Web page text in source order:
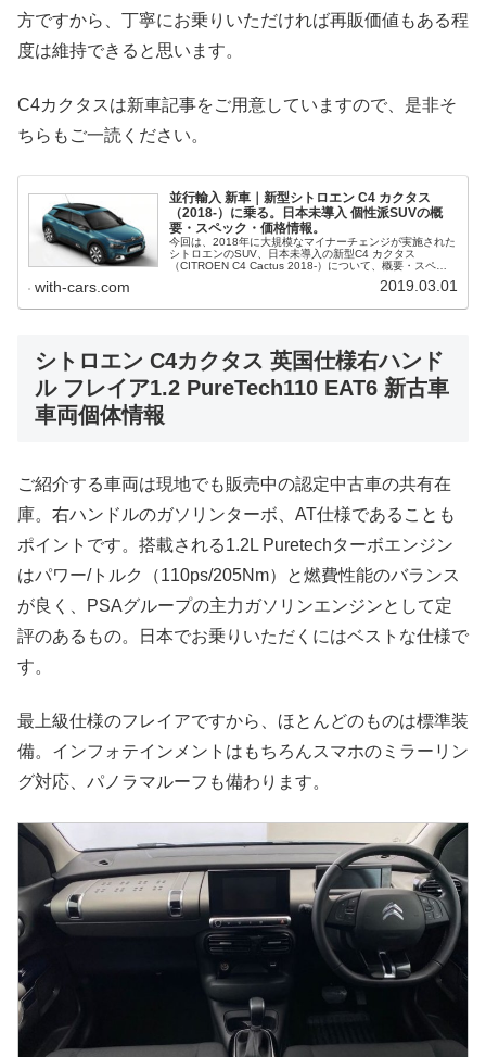
方ですから、丁寧にお乗りいただければ再販価値もある程
度は維持できると思います。
C4カクタスは新車記事をご用意していますので、是非そ
ちらもご一読ください。
並行輸入 新車｜新型シトロエン C4 カクタス
（2018-）に乗る。日本未導入 個性派SUVの概
要・スペック・価格情報。
今回は、2018年に大規模なマイナーチェンジが実施された
シトロエンのSUV、日本未導入の新型C4 カクタス
（CITROEN C4 Cactus 2018-）について、概要・スペッ
with-cars.com 2019.03.01
シトロエン C4カクタス 英国仕様右ハンド
ル フレイア1.2 PureTech110 EAT6 新古車
車両個体情報
ご紹介する車両は現地でも販売中の認定中古車の共有在
庫。右ハンドルのガソリンターボ、AT仕様であることも
ポイントです。搭載される1.2L Puretechターボエンジン
はパワー/トルク（110ps/205Nm）と燃費性能のバランス
が良く、PSAグループの主力ガソリンエンジンとして定
評のあるもの。日本でお乗りいただくにはベストな仕様で
す。
最上級仕様のフレイアですから、ほとんどのものは標準装
備。インフォテインメントはもちろんスマホのミラーリン
グ対応、パノラマルーフも備わります。